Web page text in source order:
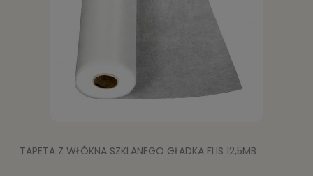
TAPETA Z WŁÓKNA SZKLANEGO GŁADKA FLIS 12,5MB